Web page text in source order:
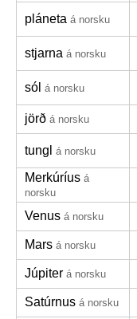
pláneta á norsku
stjarna á norsku
sól á norsku
jörð á norsku
tungl á norsku
Merkúríus á
norsku
Venus á norsku
Mars á norsku
Júpiter á norsku
Satúrnus á norsku